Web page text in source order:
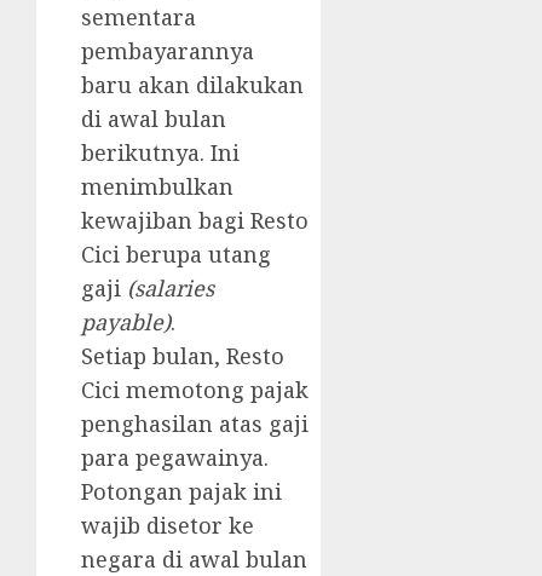
sementara
pembayarannya
baru akan dilakukan
di awal bulan
berikutnya. Ini
menimbulkan
kewajiban bagi Resto
Cici berupa utang
gaji (salaries
payable).
Setiap bulan, Resto
Cici memotong pajak
penghasilan atas gaji
para pegawainya.
Potongan pajak ini
wajib disetor ke
negara di awal bulan